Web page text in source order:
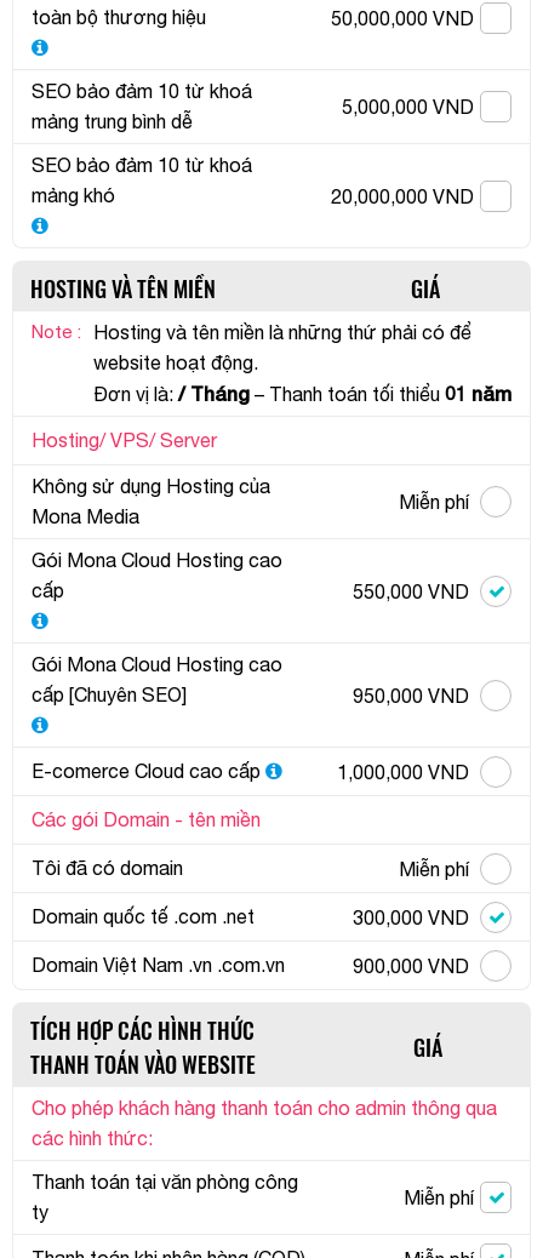
toàn bộ thương hiệu
50,000,000 VND
SEO bảo đảm 10 từ khoá
mảng trung bình dễ
5,000,000 VND
SEO bảo đảm 10 từ khoá
mảng khó
20,000,000 VND
HOSTING VÀ TÊN MIỀN GIÁ
Note :
Hosting và tên miền là những thứ phải có để
website hoạt động.
Đơn vị là: / Tháng – Thanh toán tối thiểu 01 năm
Hosting/ VPS/ Server
Không sử dụng Hosting của
Mona Media
Miễn phí
Gói Mona Cloud Hosting cao
cấp
550,000 VND
Gói Mona Cloud Hosting cao
cấp [Chuyên SEO]
950,000 VND
E-comerce Cloud cao cấp 1,000,000 VND
Các gói Domain - tên miền
Tôi đã có domain Miễn phí
Domain quốc tế .com .net 300,000 VND
Domain Việt Nam .vn .com.vn 900,000 VND
TÍCH HỢP CÁC HÌNH THỨC
THANH TOÁN VÀO WEBSITE
GIÁ
Cho phép khách hàng thanh toán cho admin thông qua
các hình thức:
Thanh toán tại văn phòng công
ty
Miễn phí